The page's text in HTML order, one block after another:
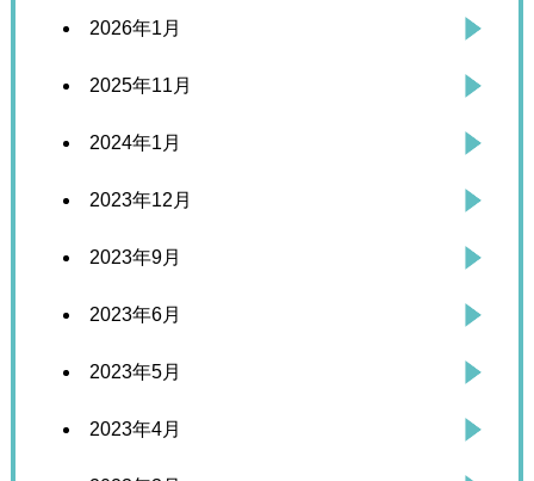
2026年1月
2025年11月
2024年1月
2023年12月
2023年9月
2023年6月
2023年5月
2023年4月